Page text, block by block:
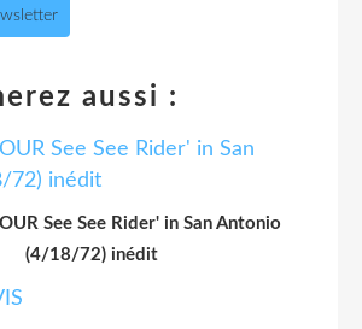
aussi :
See See Rider' in San Antonio
(4/18/72) inédit